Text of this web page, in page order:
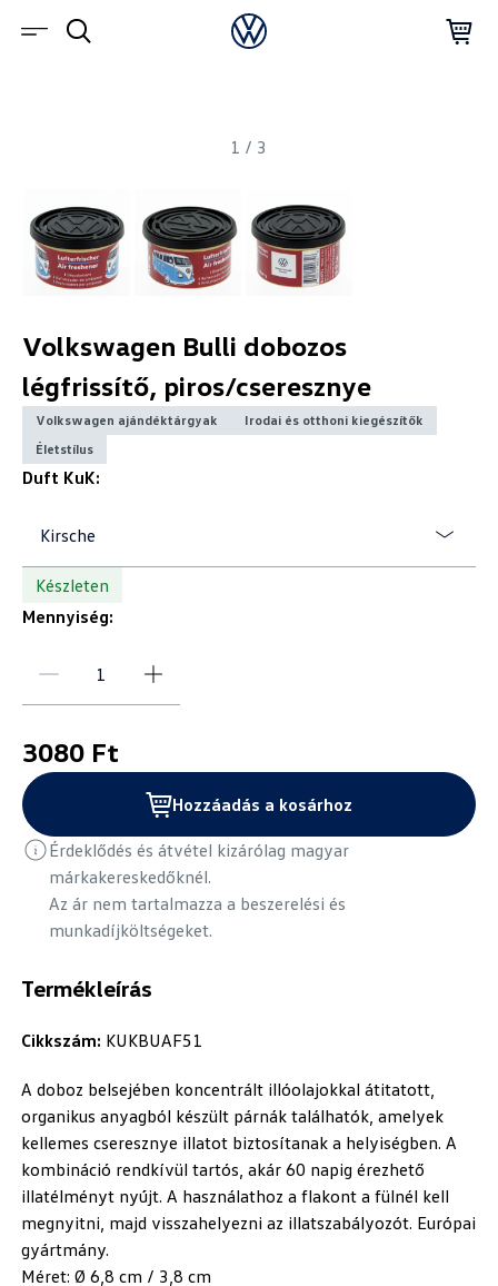
1 / 3
Termékleírás
Cikkszám: KUKBUAF51
A doboz belsejében koncentrált illóolajokkal átitatott,
organikus anyagból készült párnák találhatók, amelyek
kellemes cseresznye illatot biztosítanak a helyiségben. A
kombináció rendkívül tartós, akár 60 napig érezhető
illatélményt nyújt. A használathoz a flakont a fülnél kell
megnyitni, majd visszahelyezni az illatszabályozót. Európai
gyártmány.
Méret: Ø 6,8 cm / 3,8 cm
Volkswagen Bulli dobozos
légfrissítő, piros/cseresznye
Volkswagen ajándéktárgyak
Irodai és otthoni kiegészítők
Életstílus
Duft KuK:
Kirsche
Készleten
Mennyiség:
3080 Ft
Hozzáadás a kosárhoz
Érdeklődés és átvétel kizárólag magyar
márkakereskedőknél.
Az ár nem tartalmazza a beszerelési és
munkadíjköltségeket.